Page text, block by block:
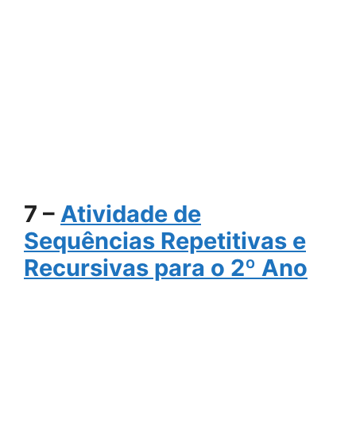
7 – Atividade de
Sequências Repetitivas e
Recursivas para o 2º Ano